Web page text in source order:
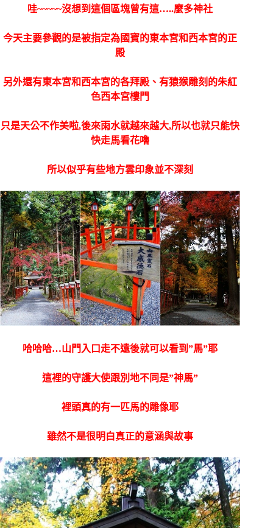
哇~~~~~沒想到這個區塊曾有這…..麼多神社
今天主要參觀的是被指定為國寶的東本宮和西本宮的正
殿
另外還有東本宮和西本宮的各拜殿、有猿猴雕刻的朱紅
色西本宮樓門
只是天公不作美啦,後來雨水就越來越大,所以也就只能快
快走馬看花嚕
所以似乎有些地方雲印象並不深刻
哈哈哈…山門入口走不遠後就可以看到”馬”耶
這裡的守護大使跟別地不同是”神馬”
裡頭真的有一匹馬的雕像耶
雖然不是很明白真正的意涵與故事